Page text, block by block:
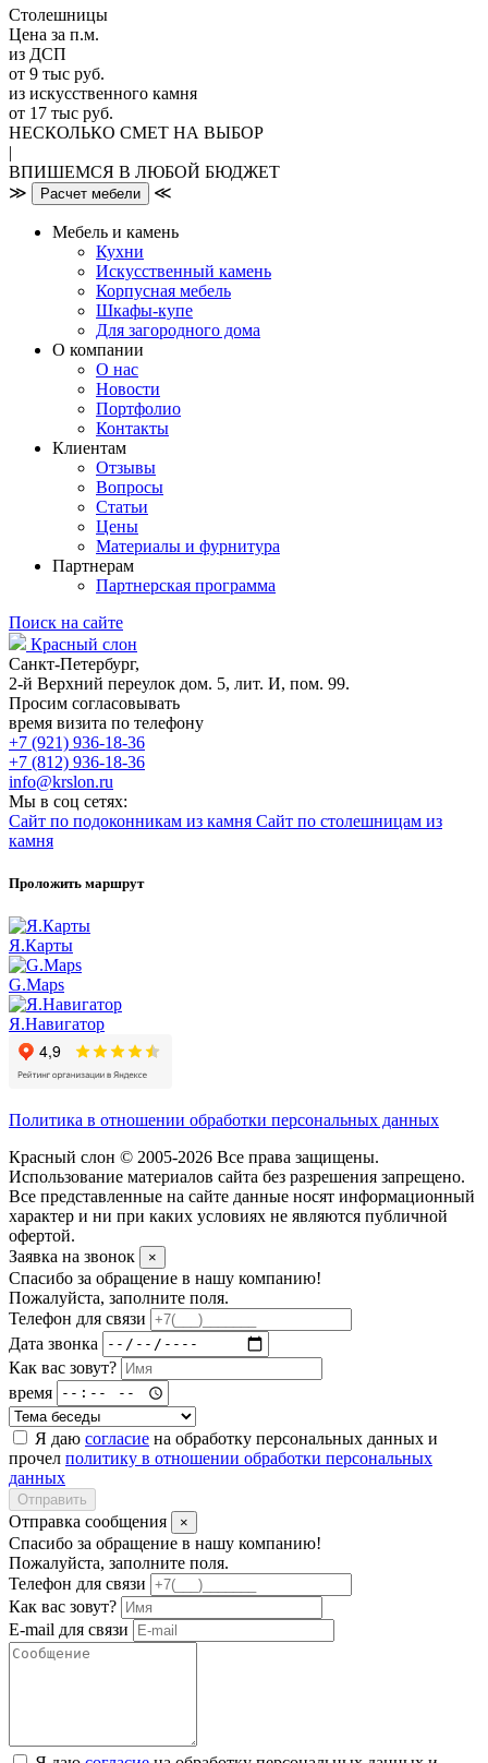
Столешницы
Цена за п.м.
из ДСП
от 9 тыс руб.
из искусственного камня
от 17 тыс руб.
НЕСКОЛЬКО СМЕТ НА ВЫБОР
|
ВПИШЕМСЯ В ЛЮБОЙ БЮДЖЕТ
≫
Расчет мебели ≪
Мебель и камень
Кухни
Искусственный камень
Корпусная мебель
Шкафы-купе
Для загородного дома
О компании
О нас
Новости
Портфолио
Контакты
Клиентам
Отзывы
Вопросы
Статьи
Цены
Материалы и фурнитура
Партнерам
Партнерская программа
Поиск на сайте
Красный слон
Санкт-Петербург,
2-й Верхний переулок дом. 5, лит. И, пом. 99.
Просим согласовывать
время визита по телефону
+7 (921) 936-18-36
+7 (812) 936-18-36
info@krslon.ru
Мы в соц сетях:
Сайт по подоконникам из камня Сайт по столешницам из
камня
Проложить маршрут
Я.Карты
G.Maps
Я.Навигатор
Политика в отношении обработки персональных данных
Красный слон © 2005-2026 Все права защищены.
Использование материалов сайта без разрешения запрещено.
Все представленные на сайте данные носят информационный
характер и ни при каких условиях не являются публичной
офертой.
Заявка на звонок
×
Спасибо за обращение в нашу компанию!
Пожалуйста, заполните поля.
Телефон для связи
Дата звонка
Как вас зовут?
время
Я даю согласие на обработку персональных данных и
прочел политику в отношении обработки персональных
данных
Отправить
Отправка сообщения ×
Спасибо за обращение в нашу компанию!
Пожалуйста, заполните поля.
Телефон для связи
Как вас зовут?
E-mail для связи